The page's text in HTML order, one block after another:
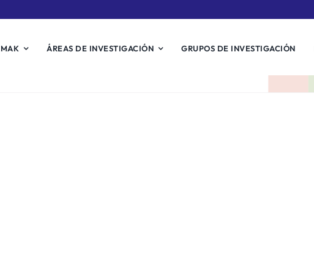
ÁREAS DE INVESTIGACIÓN GRUPOS DE INVESTIGACIÓN